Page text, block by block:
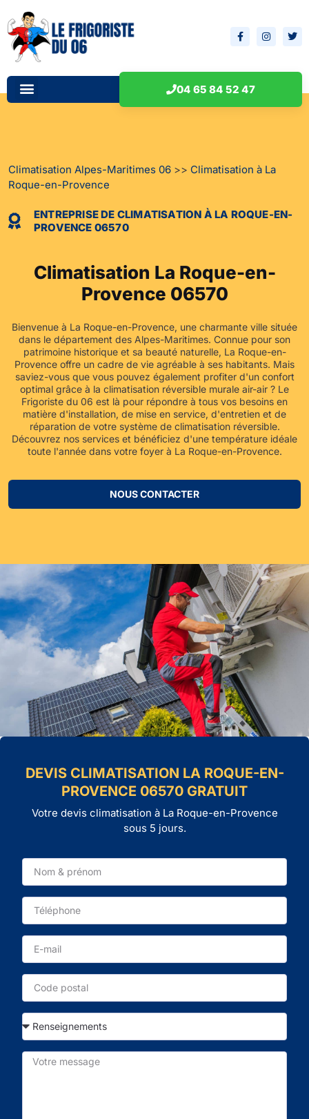
04 65 84 52 47
Climatisation Alpes-Maritimes 06 >> Climatisation à La
Roque-en-Provence
ENTREPRISE DE CLIMATISATION À LA ROQUE-EN-
PROVENCE 06570
Climatisation La Roque-en-
Provence 06570
Bienvenue à La Roque-en-Provence, une charmante ville située
dans le département des Alpes-Maritimes. Connue pour son
patrimoine historique et sa beauté naturelle, La Roque-en-
Provence offre un cadre de vie agréable à ses habitants. Mais
saviez-vous que vous pouvez également profiter d'un confort
optimal grâce à la climatisation réversible murale air-air ? Le
Frigoriste du 06 est là pour répondre à tous vos besoins en
matière d'installation, de mise en service, d'entretien et de
réparation de votre système de climatisation réversible.
Découvrez nos services et bénéficiez d'une température idéale
toute l'année dans votre foyer à La Roque-en-Provence.
NOUS CONTACTER
DEVIS CLIMATISATION LA ROQUE-EN-
PROVENCE 06570 GRATUIT
Votre devis climatisation à La Roque-en-Provence
sous 5 jours.